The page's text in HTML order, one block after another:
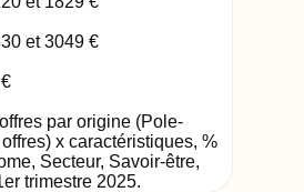
et 3049 €
€
par origine (Pole-
x caractéristiques, %
Secteur, Savoir-être,
trimestre 2025.